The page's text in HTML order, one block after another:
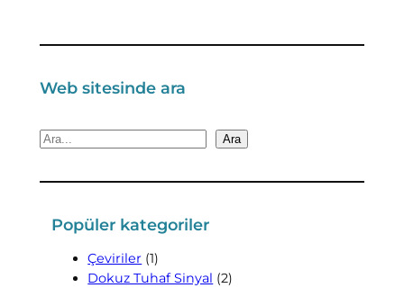
Web sitesinde ara
A
a
Ara
Popüler kategoriler
Çeviriler (1)
Dokuz Tuhaf Sinyal (2)